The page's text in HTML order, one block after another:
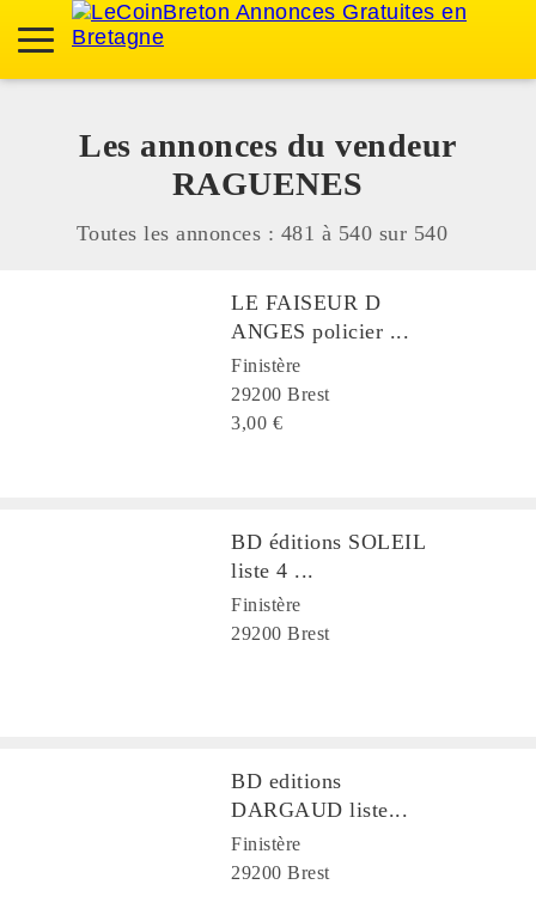
Les annonces du vendeur
RAGUENES
Toutes les annonces : 481 à 540 sur 540
LE FAISEUR D
ANGES policier ...
Finistère
29200 Brest
3,00 €
BD éditions SOLEIL
liste 4 ...
Finistère
29200 Brest
BD editions
DARGAUD liste...
Finistère
29200 Brest